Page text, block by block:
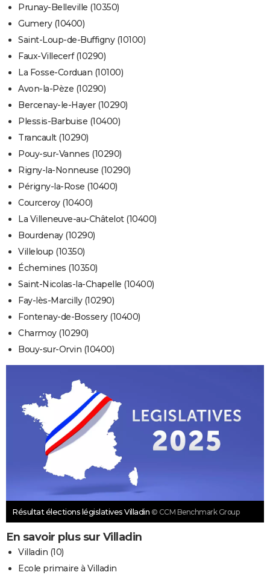
Prunay-Belleville (10350)
Gumery (10400)
Saint-Loup-de-Buffigny (10100)
Faux-Villecerf (10290)
La Fosse-Corduan (10100)
Avon-la-Pèze (10290)
Bercenay-le-Hayer (10290)
Plessis-Barbuise (10400)
Trancault (10290)
Pouy-sur-Vannes (10290)
Rigny-la-Nonneuse (10290)
Périgny-la-Rose (10400)
Courceroy (10400)
La Villeneuve-au-Châtelot (10400)
Bourdenay (10290)
Villeloup (10350)
Échemines (10350)
Saint-Nicolas-la-Chapelle (10400)
Fay-lès-Marcilly (10290)
Fontenay-de-Bossery (10400)
Charmoy (10290)
Bouy-sur-Orvin (10400)
Résultat élections législatives Villadin © CCM Benchmark Group
En savoir plus sur Villadin
Villadin (10)
Ecole primaire à Villadin